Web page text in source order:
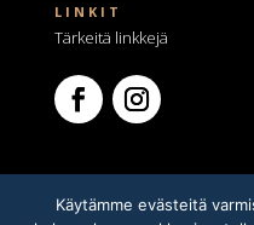
LINKIT
Tärkeitä linkkejä
Käytämme evästeitä